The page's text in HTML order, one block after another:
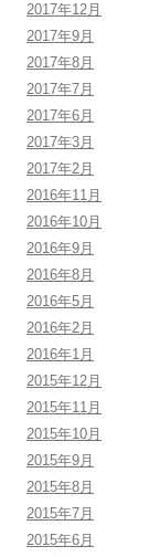
2017年12月
2017年9月
2017年8月
2017年7月
2017年6月
2017年3月
2017年2月
2016年11月
2016年10月
2016年9月
2016年8月
2016年5月
2016年2月
2016年1月
2015年12月
2015年11月
2015年10月
2015年9月
2015年8月
2015年7月
2015年6月